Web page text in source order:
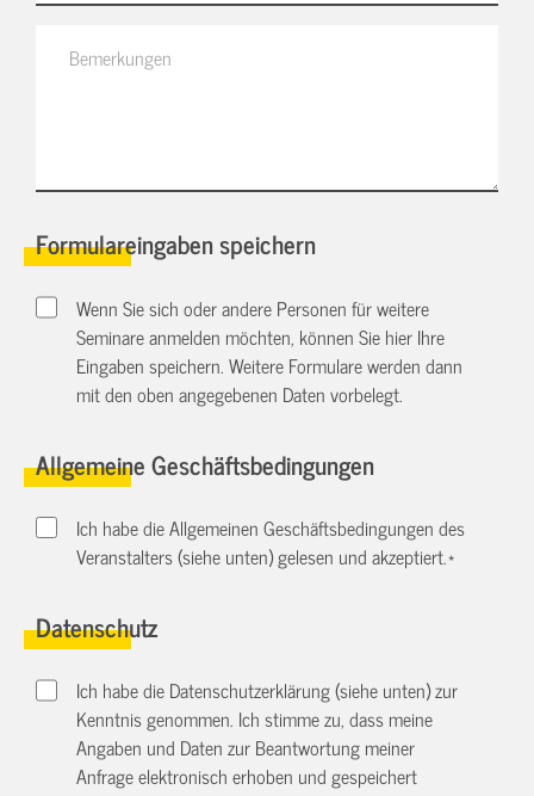
Formulareingaben speichern
Wenn Sie sich oder andere Personen für weitere
Seminare anmelden möchten, können Sie hier Ihre
Eingaben speichern. Weitere Formulare werden dann
mit den oben angegebenen Daten vorbelegt.
Allgemeine Geschäftsbedingungen
Ich habe die Allgemeinen Geschäftsbedingungen des
Veranstalters (siehe unten) gelesen und akzeptiert.*
Datenschutz
Ich habe die Datenschutzerklärung (siehe unten) zur
Kenntnis genommen. Ich stimme zu, dass meine
Angaben und Daten zur Beantwortung meiner
Anfrage elektronisch erhoben und gespeichert